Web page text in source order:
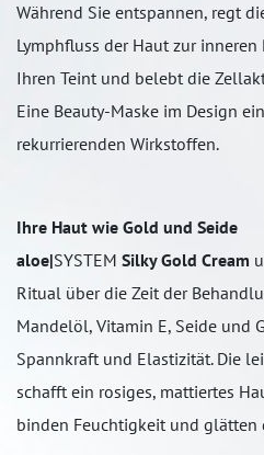
Während Sie entspannen, regt
Lymphfluss der Haut zur
Ihren Teint und belebt die
Eine Beauty-Maske im Design
rekurrierenden Wirkstoffen.
Ihre Haut wie Gold und Seide
aloe|SYSTEM Silky Gold Cream
Ritual über die Zeit der
Mandelöl, Vitamin E, Seide und
Spannkraft und Elastizität. Die
schafft ein rosiges, mattiertes
binden Feuchtigkeit und glätten